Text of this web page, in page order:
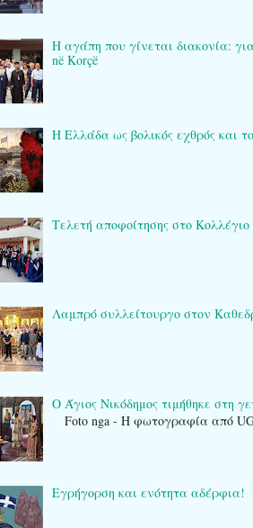
Η αγάπη που γίνεται διακονία:
në Korçë
Η Ελλάδα ως βολικός εχθρός και
Τελετή αποφοίτησης στο
Λαμπρό συλλείτουργο στον
Ο Άγιος Νικόδημος τιμήθηκε στη
Foto nga - Η φωτογραφία από
Εγρήγορση και ενότητα αδέρφια!